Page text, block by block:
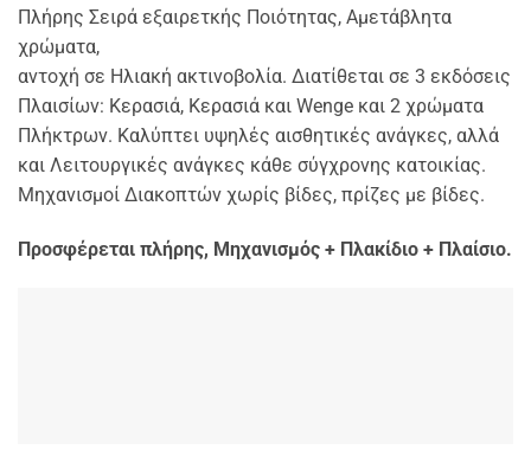
Πλήρης Σειρά εξαιρετκής Ποιότητας, Αμετάβλητα
χρώματα,
αντοχή σε Ηλιακή ακτινοβολία. Διατίθεται σε 3 εκδόσεις
Πλαισίων: Κερασιά, Κερασιά και Wenge και 2 χρώματα
Πλήκτρων. Καλύπτει υψηλές αισθητικές ανάγκες, αλλά
και Λειτουργικές ανάγκες κάθε σύγχρονης κατοικίας.
Μηχανισμοί Διακοπτών χωρίς βίδες, πρίζες με βίδες.
Προσφέρεται πλήρης, Μηχανισμός + Πλακίδιο + Πλαίσιο.